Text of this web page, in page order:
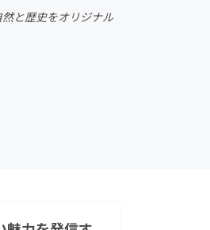
ンと歴史をオリジナル